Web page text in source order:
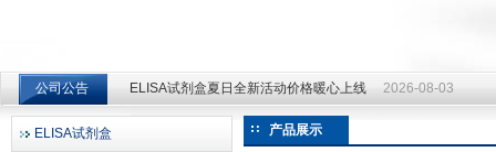
上海邦景实业有限公司
公司公告 ELISA试剂盒夏日全新活动价格暖心上线 2026-08-03
ELISA试剂盒夏日全新活动价格暖心上线
ELISA试剂盒 产品展示